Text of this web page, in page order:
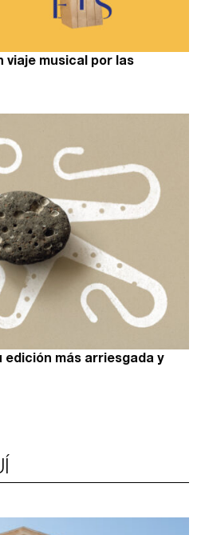
viaje musical por las
edición más arriesgada y